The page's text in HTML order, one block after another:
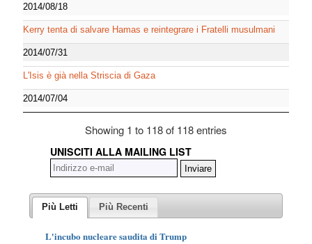
2014/08/18
Kerry tenta di salvare Hamas e reintegrare i Fratelli musulmani
2014/07/31
L'Isis è già nella Striscia di Gaza
2014/07/04
Showing 1 to 118 of 118 entries
UNISCITI ALLA MAILING LIST
Più Letti Più Recenti
L'incubo nucleare saudita di Trump